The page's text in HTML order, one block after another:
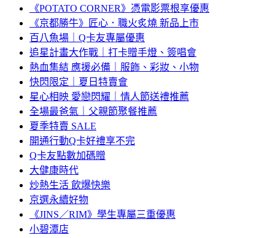
《POTATO CORNER》憑電影票根享優惠
《京都勝牛》匠心．職火炙燒 新品上市
百八魚場｜Q卡友專屬優惠
追星計畫大作戰｜打卡贈手燈、簽唱會
熱血集結 應援必備｜服飾、彩妝、小物
快閃限定｜夏日特賣會
星心相映 愛戀閃耀｜情人節送禮推薦
全場最爸氣｜父親節聚餐推薦
夏季特賣 SALE
開通行動Q卡好禮享不完
Q卡友點數加碼贈
大健康時代
炒熱生活 飲爆快樂
京選永續好物
《JINS／RIM》學生專屬三重優惠
小碧潭店